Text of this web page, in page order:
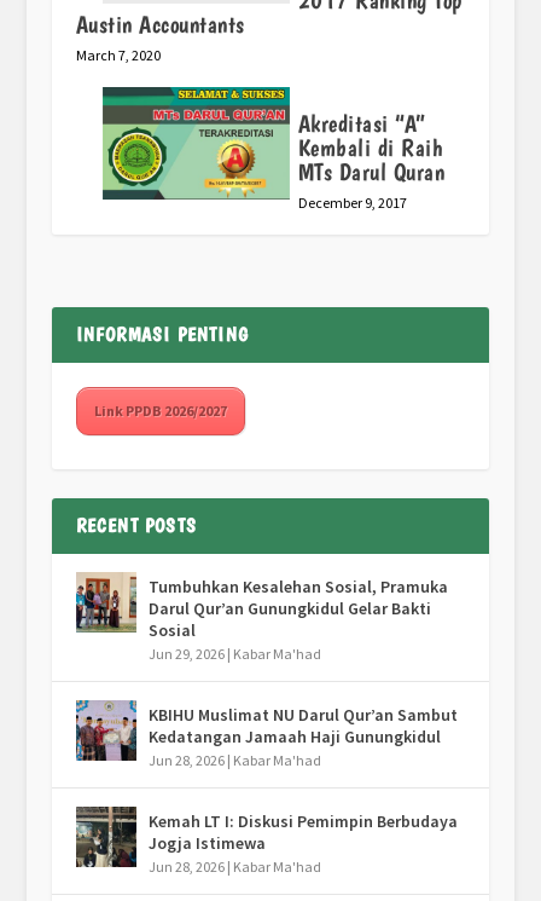
Austin Accountants
March 7, 2020
Akreditasi “A”
Kembali di Raih
MTs Darul Quran
December 9, 2017
INFORMASI PENTING
Link PPDB 2026/2027
RECENT POSTS
Tumbuhkan Kesalehan Sosial, Pramuka
Darul Qur’an Gunungkidul Gelar Bakti
Sosial
Jun 29, 2026| Kabar Ma'had
KBIHU Muslimat NU Darul Qur’an Sambut
Kedatangan Jamaah Haji Gunungkidul
Jun 28, 2026| Kabar Ma'had
Kemah LT I: Diskusi Pemimpin Berbudaya
Jogja Istimewa
Jun 28, 2026| Kabar Ma'had